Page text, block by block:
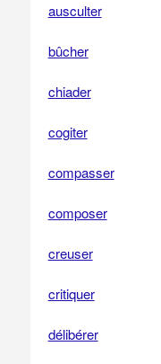
ausculter
bûcher
chiader
cogiter
compasser
composer
creuser
critiquer
délibérer